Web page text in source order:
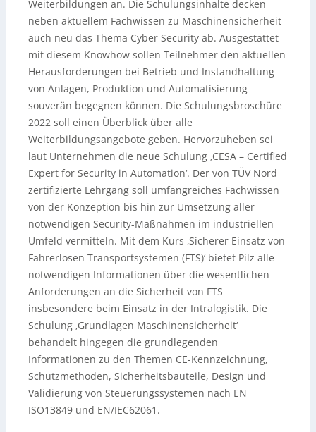
Weiterbildungen an. Die Schulungsinhalte decken
neben aktuellem Fachwissen zu Maschinensicherheit
auch neu das Thema Cyber Security ab. Ausgestattet
mit diesem Knowhow sollen Teilnehmer den aktuellen
Herausforderungen bei Betrieb und Instandhaltung
von Anlagen, Produktion und Automatisierung
souverän begegnen können. Die Schulungsbroschüre
2022 soll einen Überblick über alle
Weiterbildungsangebote geben. Hervorzuheben sei
laut Unternehmen die neue Schulung ‚CESA – Certified
Expert for Security in Automation‘. Der von TÜV Nord
zertifizierte Lehrgang soll umfangreiches Fachwissen
von der Konzeption bis hin zur Umsetzung aller
notwendigen Security-Maßnahmen im industriellen
Umfeld vermitteln. Mit dem Kurs ‚Sicherer Einsatz von
Fahrerlosen Transportsystemen (FTS)‘ bietet Pilz alle
notwendigen Informationen über die wesentlichen
Anforderungen an die Sicherheit von FTS
insbesondere beim Einsatz in der Intralogistik. Die
Schulung ‚Grundlagen Maschinensicherheit‘
behandelt hingegen die grundlegenden
Informationen zu den Themen CE-Kennzeichnung,
Schutzmethoden, Sicherheitsbauteile, Design und
Validierung von Steuerungssystemen nach EN
ISO13849 und EN/IEC62061.